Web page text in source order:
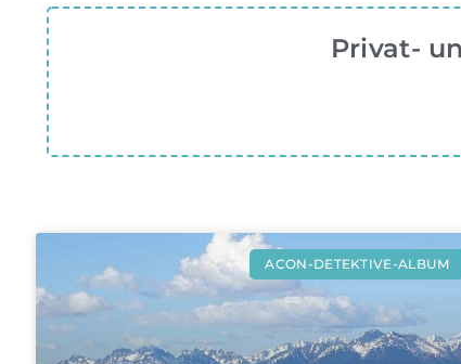
Privat-
ACON-DETEKTIVE-ALBUM